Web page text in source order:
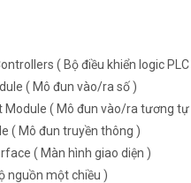
( Bộ điều khiển logic
( Mô đun vào/ra số )
Module ( Mô đun vào/ra tương tự
( Mô đun truyền thông )
( Màn hình giao diện )
nguồn một chiều )